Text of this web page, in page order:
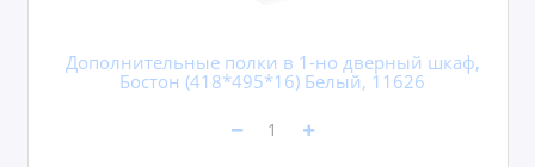
Дополнительные полки в 1-но дверный шкаф,
Бостон (418*495*16) Белый, 11626